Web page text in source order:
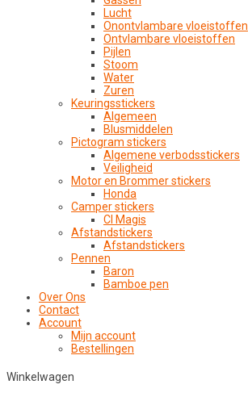
Lucht
Onontvlambare vloeistoffen
Ontvlambare vloeistoffen
Pijlen
Stoom
Water
Zuren
Keuringsstickers
Algemeen
Blusmiddelen
Pictogram stickers
Algemene verbodsstickers
Veiligheid
Motor en Brommer stickers
Honda
Camper stickers
CI Magis
Afstandstickers
Afstandstickers
Pennen
Baron
Bamboe pen
Over Ons
Contact
Account
Mijn account
Bestellingen
Winkelwagen